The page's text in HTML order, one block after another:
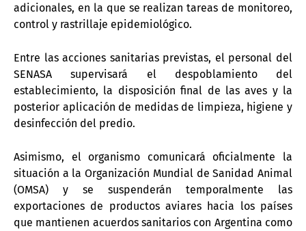
adicionales, en la que se realizan tareas de monitoreo,
control y rastrillaje epidemiológico.
Entre las acciones sanitarias previstas, el personal del
SENASA supervisará el despoblamiento del
establecimiento, la disposición final de las aves y la
posterior aplicación de medidas de limpieza, higiene y
desinfección del predio.
Asimismo, el organismo comunicará oficialmente la
situación a la Organización Mundial de Sanidad Animal
(OMSA) y se suspenderán temporalmente las
exportaciones de productos aviares hacia los países
que mantienen acuerdos sanitarios con Argentina como